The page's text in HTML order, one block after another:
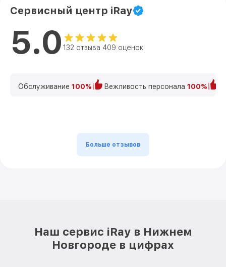
Сервисный центр iRay
5.0 132 отзыва 409 оценок
Обслуживание 100% Вежливость персонала 100%
Больше отзывов
Наш сервис iRay в Нижнем
Новгороде в цифрах